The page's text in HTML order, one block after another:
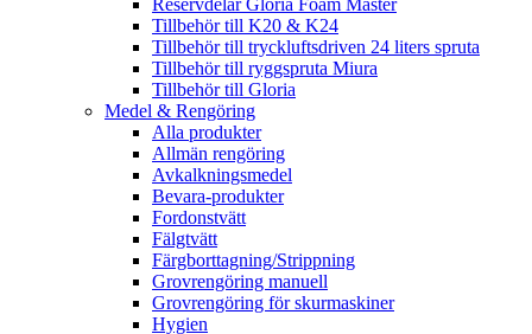
Reservdelar Gloria Foam Master
Tillbehör till K20 & K24
Tillbehör till tryckluftsdriven 24 liters spruta
Tillbehör till ryggspruta Miura
Tillbehör till Gloria
Medel & Rengöring
Alla produkter
Allmän rengöring
Avkalkningsmedel
Bevara-produkter
Fordonstvätt
Fälgtvätt
Färgborttagning/Strippning
Grovrengöring manuell
Grovrengöring för skurmaskiner
Hygien